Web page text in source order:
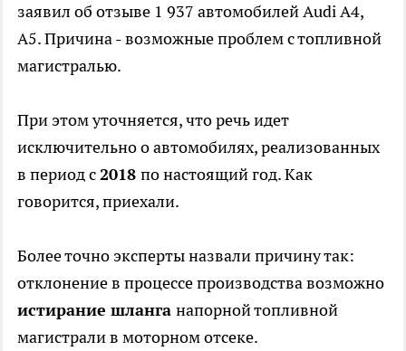
заявил об отзыве 1 937 автомобилей Audi A4,
A5. Причина - возможные проблем с топливной
магистралью.
При этом уточняется, что речь идет
исключительно о автомобилях, реализованных
в период с2018 по настоящий год. Как
говорится, приехали.
Более точно эксперты назвали причину так:
отклонение в процессе производства возможно
истирание шланга напорной топливной
магистрали в моторном отсеке.